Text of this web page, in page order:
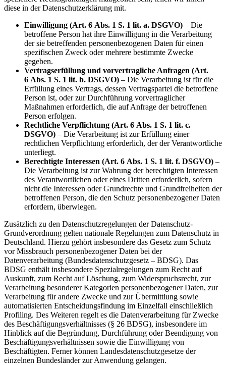
diese in der Datenschutzerklärung mit.
Einwilligung (Art. 6 Abs. 1 S. 1 lit. a. DSGVO) – Die
betroffene Person hat ihre Einwilligung in die Verarbeitung
der sie betreffenden personenbezogenen Daten für einen
spezifischen Zweck oder mehrere bestimmte Zwecke
gegeben.
Vertragserfüllung und vorvertragliche Anfragen (Art.
6 Abs. 1 S. 1 lit. b. DSGVO) – Die Verarbeitung ist für die
Erfüllung eines Vertrags, dessen Vertragspartei die betroffene
Person ist, oder zur Durchführung vorvertraglicher
Maßnahmen erforderlich, die auf Anfrage der betroffenen
Person erfolgen.
Rechtliche Verpflichtung (Art. 6 Abs. 1 S. 1 lit. c.
DSGVO) – Die Verarbeitung ist zur Erfüllung einer
rechtlichen Verpflichtung erforderlich, der der Verantwortliche
unterliegt.
Berechtigte Interessen (Art. 6 Abs. 1 S. 1 lit. f. DSGVO) –
Die Verarbeitung ist zur Wahrung der berechtigten Interessen
des Verantwortlichen oder eines Dritten erforderlich, sofern
nicht die Interessen oder Grundrechte und Grundfreiheiten der
betroffenen Person, die den Schutz personenbezogener Daten
erfordern, überwiegen.
Zusätzlich zu den Datenschutzregelungen der Datenschutz-
Grundverordnung gelten nationale Regelungen zum Datenschutz in
Deutschland. Hierzu gehört insbesondere das Gesetz zum Schutz
vor Missbrauch personenbezogener Daten bei der
Datenverarbeitung (Bundesdatenschutzgesetz – BDSG). Das
BDSG enthält insbesondere Spezialregelungen zum Recht auf
Auskunft, zum Recht auf Löschung, zum Widerspruchsrecht, zur
Verarbeitung besonderer Kategorien personenbezogener Daten, zur
Verarbeitung für andere Zwecke und zur Übermittlung sowie
automatisierten Entscheidungsfindung im Einzelfall einschließlich
Profiling. Des Weiteren regelt es die Datenverarbeitung für Zwecke
des Beschäftigungsverhältnisses (§ 26 BDSG), insbesondere im
Hinblick auf die Begründung, Durchführung oder Beendigung von
Beschäftigungsverhältnissen sowie die Einwilligung von
Beschäftigten. Ferner können Landesdatenschutzgesetze der
einzelnen Bundesländer zur Anwendung gelangen.